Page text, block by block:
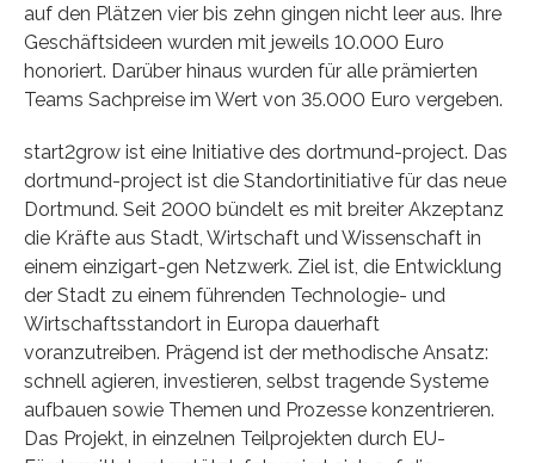
auf den Plätzen vier bis zehn gingen nicht leer aus. Ihre
Geschäftsideen wurden mit jeweils 10.000 Euro
honoriert. Darüber hinaus wurden für alle prämierten
Teams Sachpreise im Wert von 35.000 Euro vergeben.
start2grow ist eine Initiative des dortmund-project. Das
dortmund-project ist die Standortinitiative für das neue
Dortmund. Seit 2000 bündelt es mit breiter Akzeptanz
die Kräfte aus Stadt, Wirtschaft und Wissenschaft in
einem einzigart-gen Netzwerk. Ziel ist, die Entwicklung
der Stadt zu einem führenden Technologie- und
Wirtschaftsstandort in Europa dauerhaft
voranzutreiben. Prägend ist der methodische Ansatz:
schnell agieren, investieren, selbst tragende Systeme
aufbauen sowie Themen und Prozesse konzentrieren.
Das Projekt, in einzelnen Teilprojekten durch EU-